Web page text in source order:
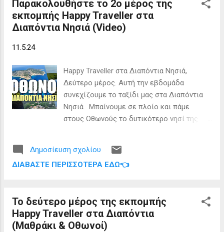
"Παρακολούθηση". Αν θέλετε να ακυρώσετε
τη συνδρομή σας στο μέλλον,
χρησιμοποιήστε το σύνδεσμο "κατάργηση"
Παρακολουθήστε το 2ο μέρος της
εκπομπής Happy Traveller στα
Διαπόντια Νησιά (Video)
11.5.24
Happy Traveller στα Διαπόντια Νησιά,
Δεύτερο μέρος. Αυτή την εβδομάδα
συνεχίζουμε το ταξίδι μας στα Διαπόντια
Νησιά. Mπαίνουμε σε πλοίο και πάμε
στους Οθωνούς το δυτικότερο νησί της
φημισμένη σπηλιά της Καλυψούς, θα
εξερευνήσουμε το πάνω Χωριό, θα
δυτικότερο άκρο της Ελλάδας. Πηγή: Happy
Traveller
Δημοσίευση σχολίου
ΔΙΑΒΆΣΤΕ ΠΕΡΙΣΣΌΤΕΡΑ ΕΔΏ👈
Το δεύτερο μέρος της εκπομπής
Happy Traveller στα Διαπόντια
(Μαθράκι & Οθωνοί)